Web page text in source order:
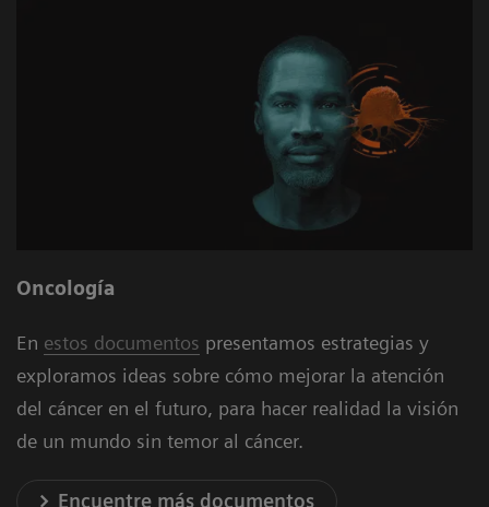
Oncología
En estos documentos presentamos estrategias y
exploramos ideas sobre cómo mejorar la atención
del cáncer en el futuro, para hacer realidad la visión
de un mundo sin temor al cáncer.
Encuentre más documentos